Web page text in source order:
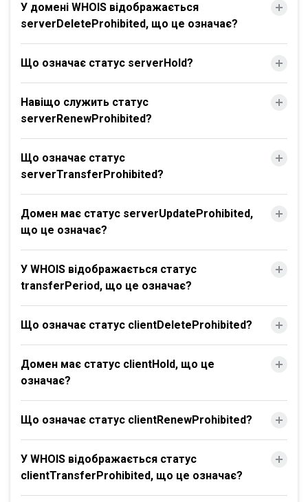
У домені WHOIS відображається
serverDeleteProhibited, що це означає?
Що означає статус serverHold?
Навіщо служить статус
serverRenewProhibited?
Що означає статус
serverTransferProhibited?
Домен має статус serverUpdateProhibited,
що це означає?
У WHOIS відображається статус
transferPeriod, що це означає?
Що означає статус clientDeleteProhibited?
Домен має статус clientHold, що це
означає?
Що означає статус clientRenewProhibited?
У WHOIS відображається статус
clientTransferProhibited, що це означає?